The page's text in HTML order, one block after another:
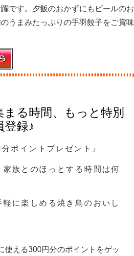
です。夕飯のおかずにもビールのお
うまみたっぷりの手羽餃子をご賞味
る時間、もっと特別
登録♪
ポイントプレゼント』
族とのほっとする時間は何
に楽しめる焼き鳥のおいし
使える300円分のポイントをゲッ